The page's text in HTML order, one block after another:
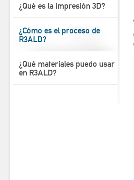
¿Qué es la impresión 3D?
¿Cómo es el proceso de
R3ALD?
¿Qué materiales puedo usar
en R3ALD?